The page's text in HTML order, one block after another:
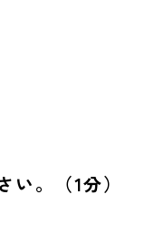
。（1分）